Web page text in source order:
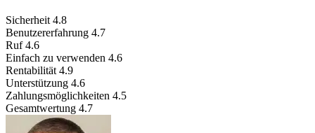
Sicherheit 4.8
Benutzererfahrung 4.7
Ruf 4.6
Einfach zu verwenden 4.6
Rentabilität 4.9
Unterstützung 4.6
Zahlungsmöglichkeiten 4.5
Gesamtwertung 4.7